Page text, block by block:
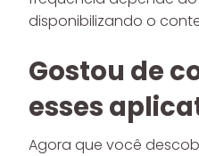
disponibilizando o
Gostou de
esses
Agora que você